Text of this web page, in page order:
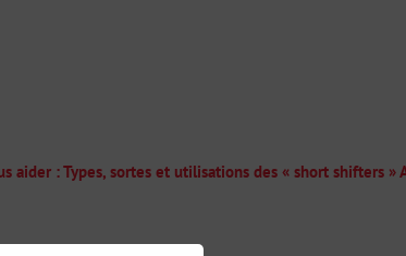
aider : Types, sortes et utilisations des « short shifters »